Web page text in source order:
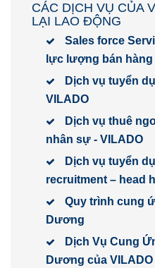
CÁC DỊCH VỤ CỦA
LẠI LAO ĐỘNG
Sales force
lực lượng bán hàng
Dịch vụ tuyển
VILADO
Dịch vụ thuê
nhân sự - VILADO
Dịch vụ tuyển
recruitment – head
Quy trình cung
Dương
Dịch Vụ Cung
Dương của VILADO